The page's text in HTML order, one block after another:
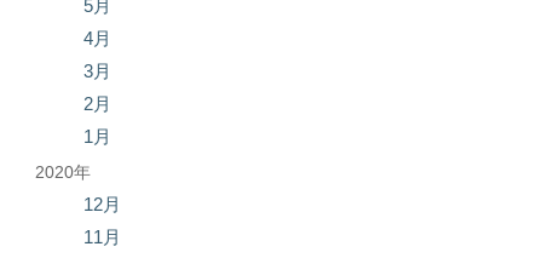
5月
4月
3月
2月
1月
2020年
12月
11月